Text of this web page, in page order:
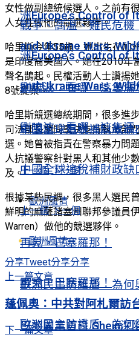
洲Europe’s Control of
and Ukraine Wars,
劉曉波：看哪，這隻濡
中國全球追稅補財政
上一個 下一個
歐洲風情
再見，巴塞羅那！
歐洲民主防護盾 為何
巴黎開業首日 Shein深
戰爭、高溫、難民危
洲Europe’s Control of
and Ukraine Wars,
劉曉波：看哪，這隻濡
中國全球追稅補財政
上一個 下一個
歐洲風情
再見，巴塞羅那！
歐洲民主防護盾 為何
女性做副總統候選人。之前有
人女性做他的競選夥伴。
哈里斯今年55歲，她出生在加
是印度裔美國人。她在2010年
聲名鵲起。民權活動人士讚揚
8號提案。
哈里斯競選總統期間，很多進
司法部長期間堅決支持執法部
選。她曾被指責在警察暴力問
人抗議警察針對黑人和其他少
及。
根據某些民調，很多黑人選民
鮮明的麻薩諸塞州聯邦參議員
Warren）做他的競選夥伴。
分享Tweet分享分享
上一篇文章
蓬佩奧：中共對阿札爾訪
下一篇文章